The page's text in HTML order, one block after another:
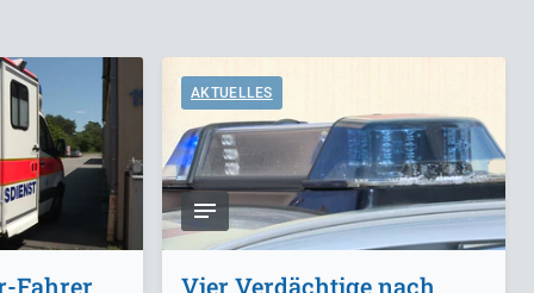
Fahrer
AKTUELLES
Vier Verdächtige nach